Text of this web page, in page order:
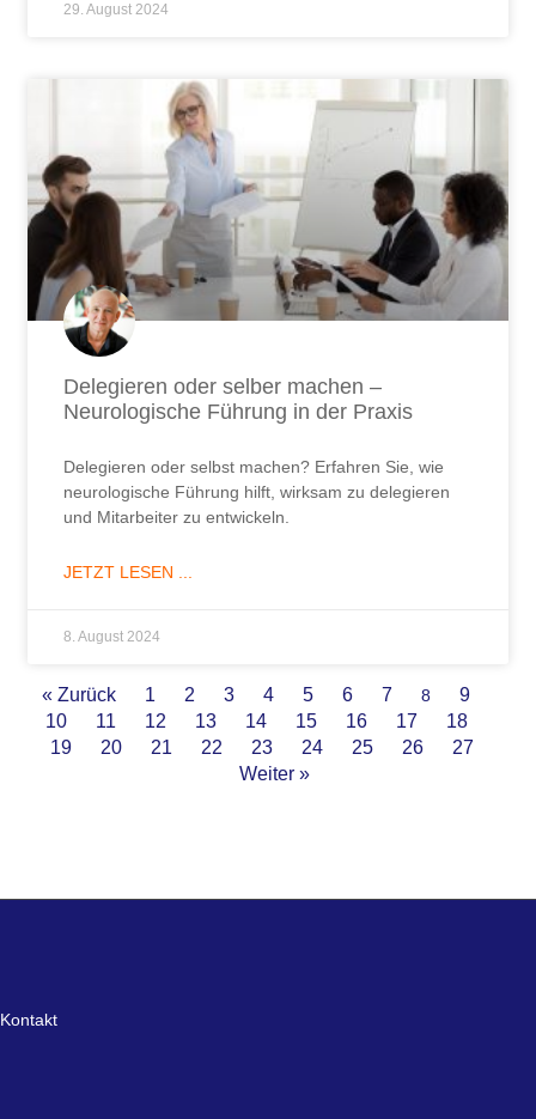
29. August 2024
Delegieren oder selber machen –
Neurologische Führung in der Praxis
Delegieren oder selbst machen? Erfahren Sie, wie
neurologische Führung hilft, wirksam zu delegieren
und Mitarbeiter zu entwickeln.
JETZT LESEN ...
8. August 2024
« Zurück 1 2 3 4 5 6 7 8
9
10
11 12 13 14 15 16 17
18
19
20 21 22 23 24 25 26
27
Weiter »
Kontakt